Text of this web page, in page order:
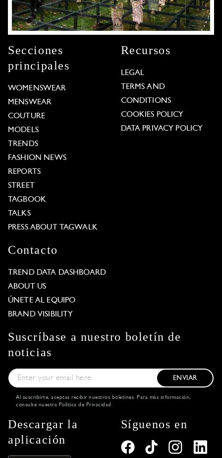
Secciones
principales
WOMENSWEAR
MENSWEAR
COUTURE
MODELS
TRENDS
FASHION NEWS
REPORTS
STREET
TAGBOOK
TALKS
PRESS ABOUT TAGWALK
Recursos
LEGAL
TERMS AND
CONDITIONS
COOKIES POLICY
DATA PRIVACY POLICY
Contacto
TREND DATA DASHBOARD
ABOUT US
ÚNETE AL EQUIPO
BRAND VISIBILITY
Suscríbase a nuestro boletín de
noticias
ENVIAR
Al suscribirte, aceptas recibir nuestros boletines. Para más información,
consulte nuestra Política de Privacidad .
Descargar la
aplicación
Síguenos en